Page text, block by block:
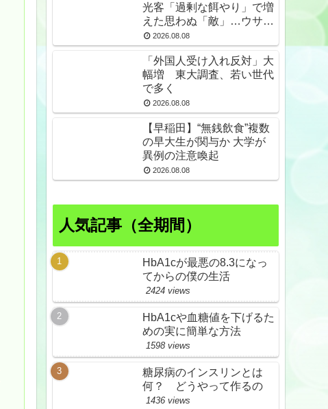
光客「過剰な餌やり」で増
えた思わぬ「敵」…ウサギ
襲い口でくわえる姿も 大
久野島
2026.08.08
「外国人受け入れ反対」大
幅増 東大調査、若い世代
で多く
2026.08.08
【早稲田】“無銭飲食”複数
の早大生が関与か 大学が
異例の注意喚起
2026.08.08
人気記事（全期間）
HbA1cが最悪の8.3になっ
てからの僕の生活
2424 views
HbA1cや血糖値を下げるた
めの実に簡単な方法
1598 views
糖尿病のインスリンとは
何？ どうやって作るの
1436 views